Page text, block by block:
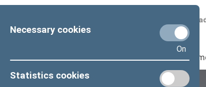
Necessary cookies
On
Statistics cookies
Scheduled
Seimas I